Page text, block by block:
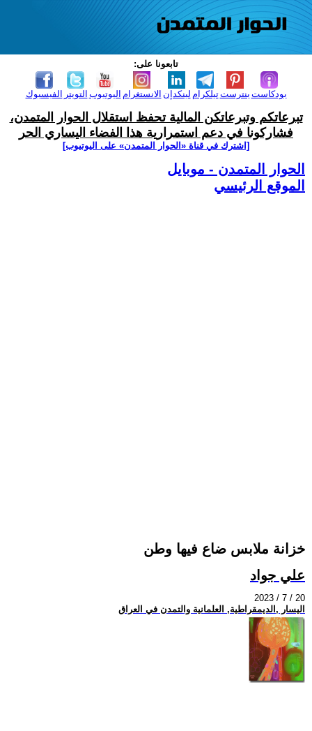
تابعونا على:
الفيسبوك التويتر اليوتيوب الانستغرام لينكدإن تيلكرامبنترست بودكاست
تبرعاتكم وتبرعاتكن المالية تحفظ استقلال الحوار المتمدن،
فشاركونا في دعم استمرارية هذا الفضاء اليساري الحر
[اشترك في قناة ‫«الحوار المتمدن» على اليوتيوب]
الحوار المتمدن - موبايل
الموقع الرئيسي
خزانة ملابس ضاع فيها وطن
علي جواد
2023 / 7 / 20
اليسار ,الديمقراطية, العلمانية والتمدن في العراق